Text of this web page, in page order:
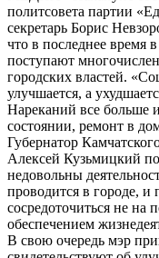
политсовета партии
секретарь Борис
что в последнее
поступают
городских властей.
улучшается, а
Нареканий все больше
состоянии, ремонт в
Губернатор
Алексей Кузьмицкий
недовольны
проводится в городе,
сосредоточиться не на
обеспечением
В свою очередь мэр